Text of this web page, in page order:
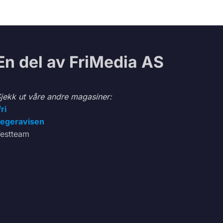
del av FriMedia AS
ut våre andre magasiner: